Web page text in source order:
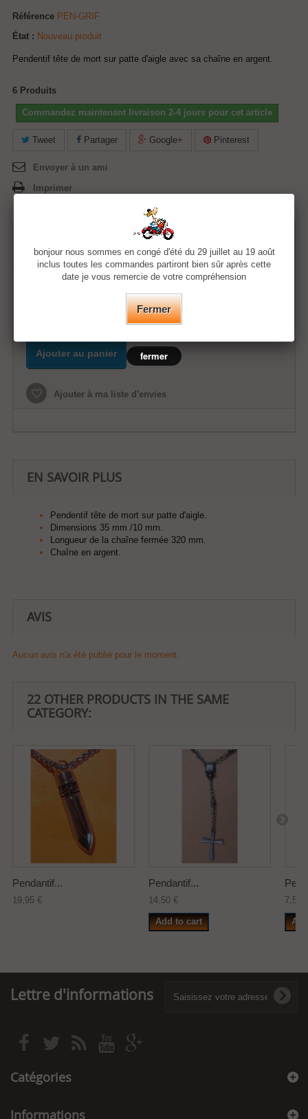
Référence PEN-GRIF
État : Nouveau produit
Pendentif tête de mort sur patte d'aigle avec sa chaîne en argent.
6 Produits
Commandez maintenant livraison 2-4 jours pour cet article
Tweet Partager Google+ Pinterest
Envoyer à un ami
Imprimer
Ajouter au panier
Ajouter à ma liste d'envies
EN SAVOIR PLUS
Pendentif tête de mort sur patte d'aigle.
Dimensions 35 mm /10 mm.
Longueur de la chaîne fermée 320 mm.
Chaîne en argent.
AVIS
Aucun avis n'a été publié pour le moment.
22 OTHER PRODUCTS IN THE SAME
CATEGORY:
Pendantif...
19,95 €
Pendantif...
14,50 €
Add to cart
7,50
Lettre d'informations
Catégories
Informations
bonjour nous sommes en congé d'été du 29 juillet au 19 août
inclus toutes les commandes partiront bien sûr après cette
date je vous remercie de votre compréhension
Fermer
fermer